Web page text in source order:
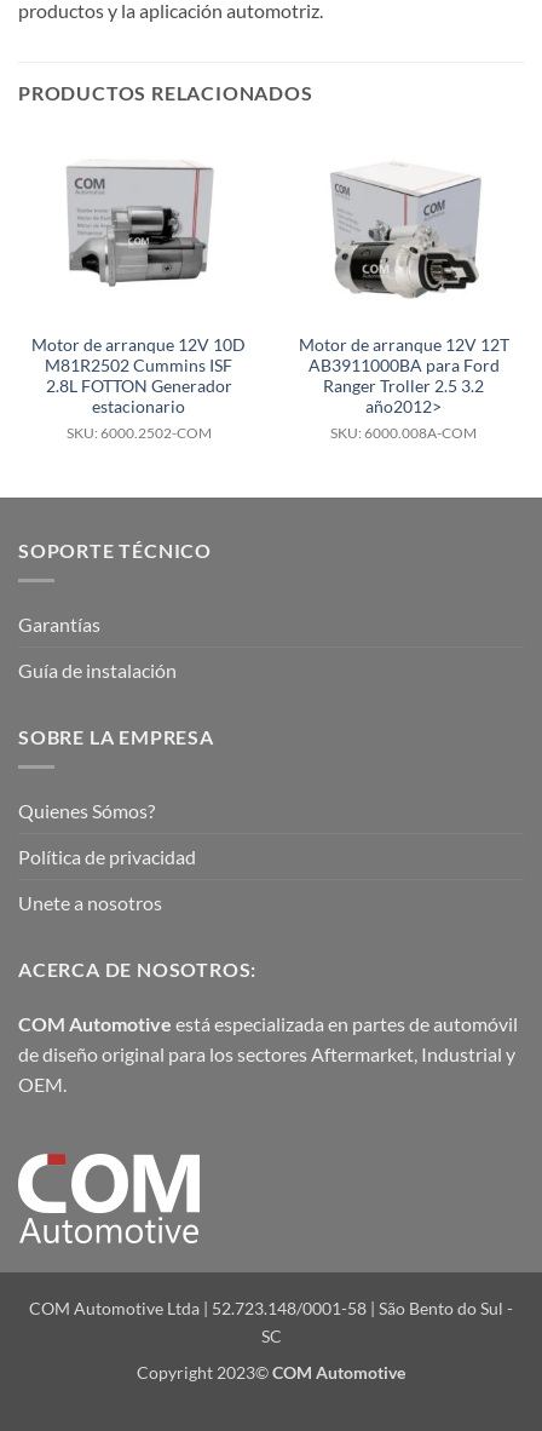
productos y la aplicación automotriz.
PRODUCTOS RELACIONADOS
Motor de arranque 12V 10D
M81R2502 Cummins ISF
2.8L FOTTON Generador
estacionario
SKU: 6000.2502-COM
Motor de arranque 12V 12T
AB3911000BA para Ford
Ranger Troller 2.5 3.2
año2012>
SKU: 6000.008A-COM
SOPORTE TÉCNICO
Garantías
Guía de instalación
SOBRE LA EMPRESA
Quienes Sómos?
Política de privacidad
Unete a nosotros
ACERCA DE NOSOTROS:
COM Automotive está especializada en partes de automóvil
de diseño original para los sectores Aftermarket, Industrial y
OEM.
COM Automotive Ltda | 52.723.148/0001-58 | São Bento do Sul -
SC
Copyright 2023©COM Automotive